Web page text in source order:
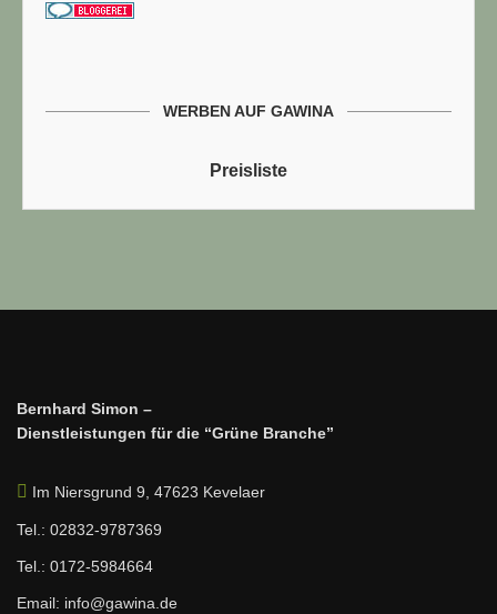
WERBEN AUF GAWINA
Preisliste
Bernhard Simon –
Dienstleistungen für die “Grüne Branche”
Im Niersgrund 9, 47623 Kevelaer
Tel.: 02832-9787369
Tel.: 0172-5984664
Email: info@gawina.de